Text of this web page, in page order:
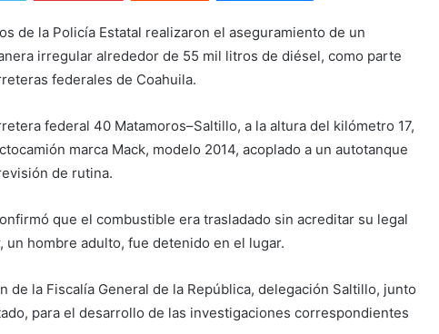
de la Policía Estatal realizaron el aseguramiento de un
irregular alrededor de 55 mil litros de diésel, como parte
federales de Coahuila.
federal 40 Matamoros–Saltillo, a la altura del kilómetro 17,
marca Mack, modelo 2014, acoplado a un autotanque
de rutina.
que el combustible era trasladado sin acreditar su legal
hombre adulto, fue detenido en el lugar.
de la Fiscalía General de la República, delegación Saltillo, junto
para el desarrollo de las investigaciones correspondientes